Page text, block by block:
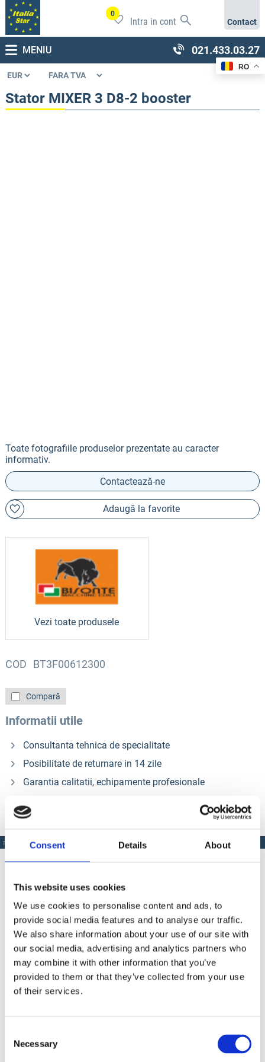
Consent Details About
This website uses cookies
We use cookies to personalise content and ads, to
provide social media features and to analyse our traffic.
We also share information about your use of our site with
our social media, advertising and analytics partners who
may combine it with other information that you’ve
provided to them or that they’ve collected from your use
of their services.
Selection
Necessary
0
Intra in cont Contact
MENIU 021.433.03.27
Stator MIXER 3 D8-2 booster
Toate fotografiile produselor prezentate au caracter
informativ.
Compară
Informatii utile
Consultanta tehnica de specialitate
Posibilitate de returnare in 14 zile
Garantia calitatii, echipamente profesionale
COD BT3F00612300
Contactează-ne
Adaugă la favorite
Vezi toate produsele
PRODUSE SIMILARE
Produse Similare
COD IM1107019
Rotor Imer D 6-3 Gold
RO